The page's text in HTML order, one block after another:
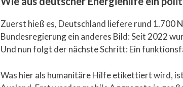
Zuerst hieß es, Deutschland liefere rund 1.700
Bundesregierung ein anderes Bild: Seit 2022
Und nun folgt der nächste Schritt: Ein
Was hier als humanitäre Hilfe etikettiert wird,